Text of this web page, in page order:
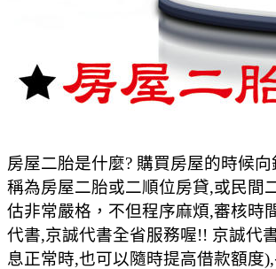
房屋二胎是什麼? 購買房屋的時候
稱為房屋二胎或二順位房貸,或民間
估非常嚴格，不但程序麻煩,審核時
代書,京誠代書全省服務喔!! 京誠代
息正常時,也可以隨時提高借款額度